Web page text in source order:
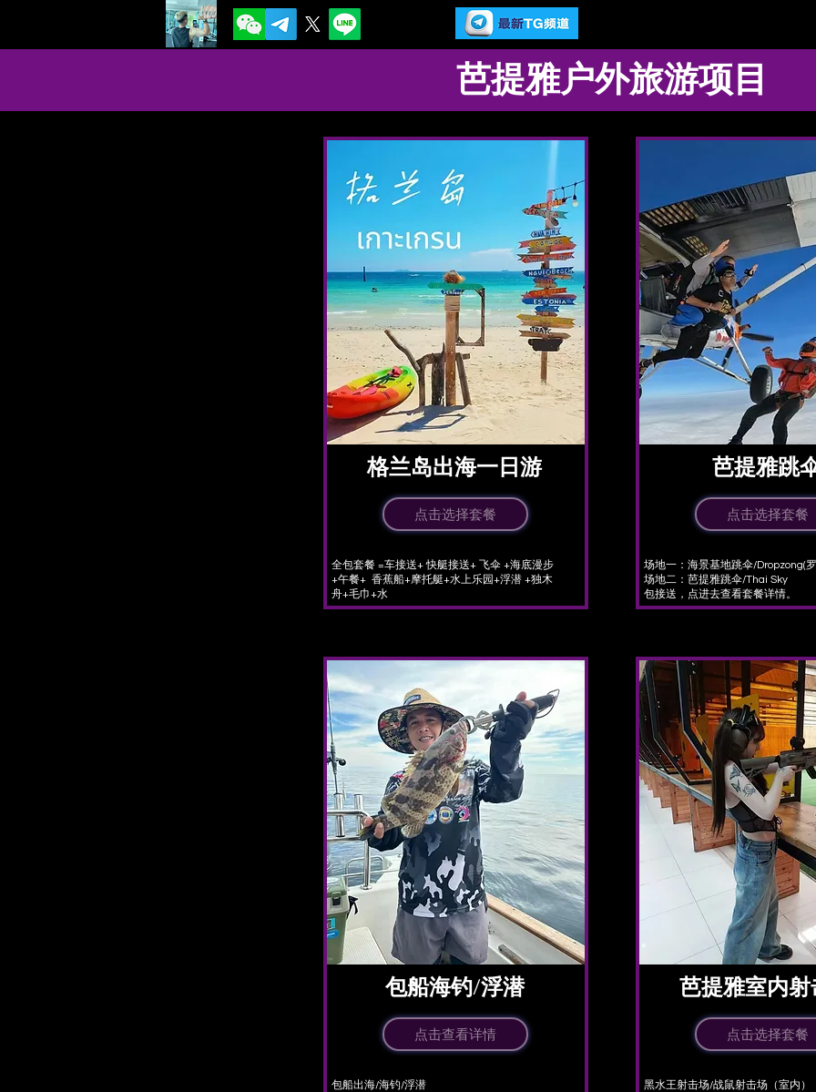
​芭提雅户外旅游项目
​格兰岛出海一日游
点击选择套餐
​全包套餐 =车接送+ 快艇接送+ 飞伞 +海底漫步
+午餐+ 香蕉船+摩托艇+水上乐园+浮潜 +独木
舟+毛巾+水
包船海钓/浮潜
点击查看详情
​包船出海/海钓/浮潜
芭提雅跳
点击选择套餐
场地一：海景基地跳伞/Dropzong(
场地二：芭提雅跳伞/Thai Sky
​包接送，点进去查看套餐详情。
芭提雅室内
点击选择套餐
​黑水王射击场/战鼠射击场（室内）